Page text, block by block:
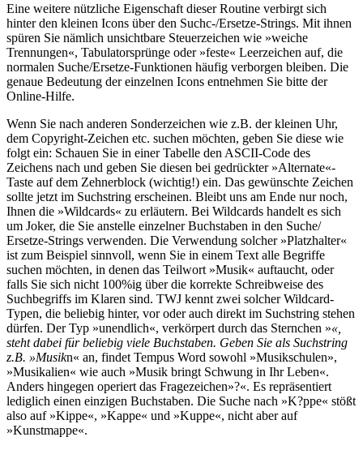
Eine weitere nützliche Eigenschaft dieser Routine verbirgt sich
hinter den kleinen Icons über den Suchc-/Ersetze-Strings. Mit ihnen
spüren Sie nämlich unsichtbare Steuerzeichen wie »weiche
Trennungen«, Tabulatorsprünge oder »feste« Leerzeichen auf, die
normalen Suche/Ersetze-Funktionen häufig verborgen bleiben. Die
genaue Bedeutung der einzelnen Icons entnehmen Sie bitte der
Online-Hilfe.
Wenn Sie nach anderen Sonderzeichen wie z.B. der kleinen Uhr,
dem Copyright-Zeichen etc. suchen möchten, geben Sie diese wie
folgt ein: Schauen Sie in einer Tabelle den ASCII-Code des
Zeichens nach und geben Sie diesen bei gedrückter »Alternate«-
Taste auf dem Zehnerblock (wichtig!) ein. Das gewünschte Zeichen
sollte jetzt im Suchstring erscheinen. Bleibt uns am Ende nur noch,
Ihnen die »Wildcards« zu erläutern. Bei Wildcards handelt es sich
um Joker, die Sie anstelle einzelner Buchstaben in den Suche/
Ersetze-Strings verwenden. Die Verwendung solcher »Platzhalter«
ist zum Beispiel sinnvoll, wenn Sie in einem Text alle Begriffe
suchen möchten, in denen das Teilwort »Musik« auftaucht, oder
falls Sie sich nicht 100%ig über die korrekte Schreibweise des
Suchbegriffs im Klaren sind. TWJ kennt zwei solcher Wildcard-
Typen, die beliebig hinter, vor oder auch direkt im Suchstring stehen
dürfen. Der Typ »unendlich«, verkörpert durch das Sternchen »«,
steht dabei für beliebig viele Buchstaben. Geben Sie als Suchstring
z.B. »Musikn« an, findet Tempus Word sowohl »Musikschulen»,
»Musikalien« wie auch »Musik bringt Schwung in Ihr Leben«.
Anders hingegen operiert das Fragezeichen»?«. Es repräsentiert
lediglich einen einzigen Buchstaben. Die Suche nach »K?ppe« stößt
also auf »Kippe«, »Kappe« und »Kuppe«, nicht aber auf
»Kunstmappe«.